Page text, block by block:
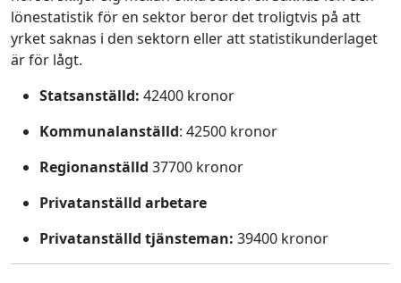
lönestatistik för en sektor beror det troligtvis på att
yrket saknas i den sektorn eller att statistikunderlaget
är för lågt.
Statsanställd: 42400 kronor
Kommunalanställd: 42500 kronor
Regionanställd 37700 kronor
Privatanställd arbetare
Privatanställd tjänsteman: 39400 kronor